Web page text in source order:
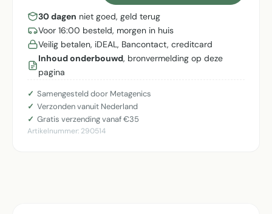
30 dagen niet goed, geld terug
Voor 16:00 besteld, morgen in huis
Veilig betalen, iDEAL, Bancontact, creditcard
Inhoud onderbouwd, bronvermelding op deze
pagina
Samengesteld door Metagenics
Verzonden vanuit Nederland
Gratis verzending vanaf €35
Artikelnummer: 290514